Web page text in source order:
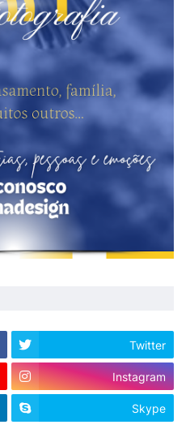
Twitter
Instagram
Skype